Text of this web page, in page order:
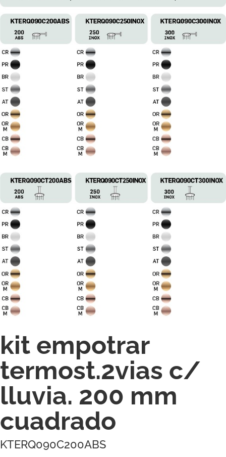
kit empotrar
termost.2vias c/
lluvia. 200 mm
cuadrado
KTERQ090C200ABS